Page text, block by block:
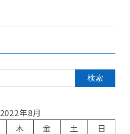
2022年8月
木 金 土 日